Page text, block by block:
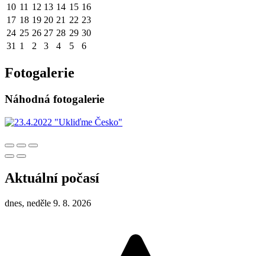
10 11 12 13 14 15 16
17 18 19 20 21 22 23
24 25 26 27 28 29 30
31 1 2 3 4 5 6
Fotogalerie
Náhodná fotogalerie
Aktuální počasí
dnes, neděle 9. 8. 2026